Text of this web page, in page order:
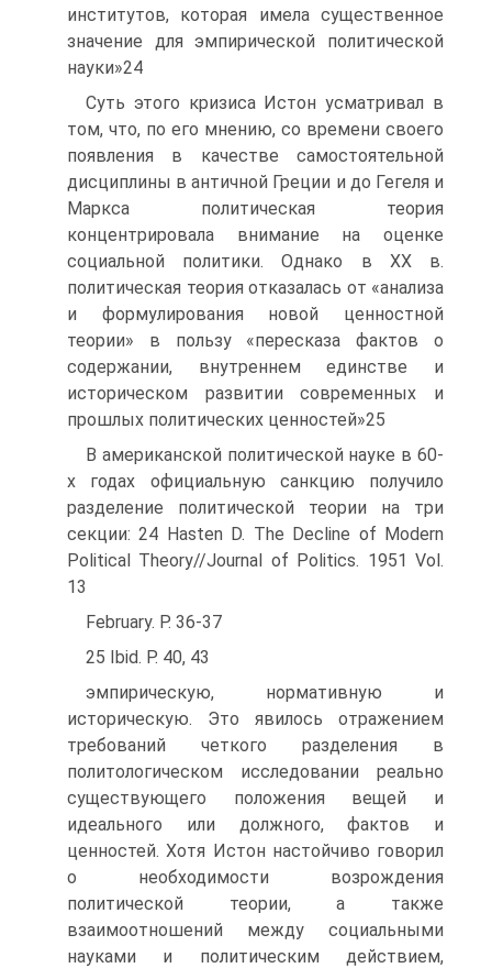
институтов, которая имела существенное
значение для эмпирической политической
науки»24
Суть этого кризиса Истон усматривал в
том, что, по его мнению, со времени своего
появления в качестве самостоятельной
дисциплины в античной Греции и до Гегеля и
Маркса политическая теория
концентрировала внимание на оценке
социальной политики. Однако в XX в.
политическая теория отказалась от «анализа
и формулирования новой ценностной
теории» в пользу «пересказа фактов о
содержании, внутреннем единстве и
историческом развитии современных и
прошлых политических ценностей»25
В американской политической науке в 60-
х годах официальную санкцию получило
разделение политической теории на три
секции: 24 Hasten D. The Decline of Modern
Political Theory//Journal of Politics. 1951 Vol.
13
February. P. 36-37
25 Ibid. P. 40, 43
эмпирическую, нормативную и
историческую. Это явилось отражением
требований четкого разделения в
политологическом исследовании реально
существующего положения вещей и
идеального или должного, фактов и
ценностей. Хотя Истон настойчиво говорил
о необходимости возрождения
политической теории, а также
взаимоотношений между социальными
науками и политическим действием,